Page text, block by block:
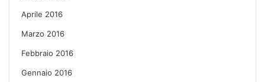
Aprile 2016
Marzo 2016
Febbraio 2016
Gennaio 2016